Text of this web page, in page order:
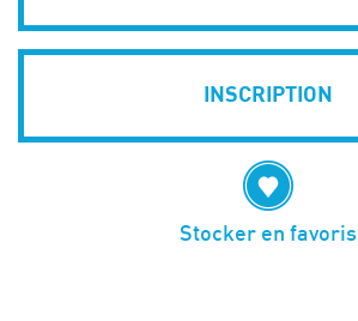
INSCRIPTION
Stocker en favoris